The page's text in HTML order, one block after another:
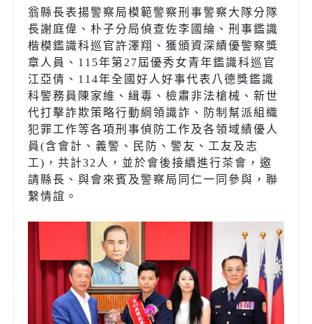
翁縣長表揚警察局模範警察刑事警察大隊分隊
長謝庭偉、朴子分局偵查佐李國綸、刑事鑑識
楷模鑑識科巡官許澤翔、獲頒資深績優警察獎
章人員、115年第27屆優秀女青年鑑識科巡官
江亞倩、114年全國好人好事代表八德獎鑑識
科警務員陳家維、緝毒、檢肅非法槍械、新世
代打擊詐欺策略行動綱領識詐、防制幫派組織
犯罪工作等各項刑事偵防工作及各領域績優人
員(含會計、義警、民防、警友、工友及志
工)，共計32人，並於會後接續進行茶會，邀
請縣長、與會來賓及警察局同仁一同參與，聯
繫情誼。